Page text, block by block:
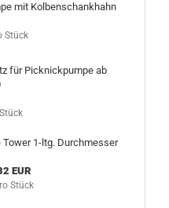
mit Kolbenschankhahn
Stück
für Picknickpumpe ab
1-ltg. Durchmesser
EUR
Stück